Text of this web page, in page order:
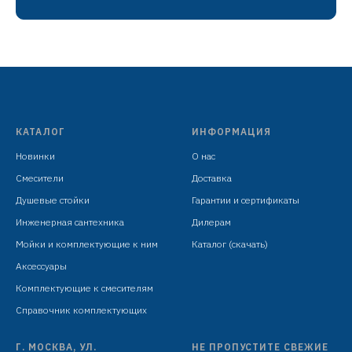
гибкая подводка: 450 мм в комплекте
КАТАЛОГ
Новинки
Смесители
Душевые стойки
Инженерная сантехника
Мойки и комплектующие к ним
Аксессуары
Комплектующие к смесителям
Справочник комплектующих
ИНФОРМАЦИЯ
О нас
Доставка
Гарантии и сертификаты
Дилерам
Каталог (скачать)
Г. МОСКВА, УЛ. НЕ ПРОПУСТИТЕ СВЕЖИЕ